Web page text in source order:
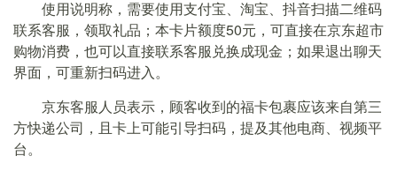
使用说明称，需要使用支付宝、淘宝、抖音扫描二维码
联系客服，领取礼品；本卡片额度50元，可直接在京东超市
购物消费，也可以直接联系客服兑换成现金；如果退出聊天
界面，可重新扫码进入。
京东客服人员表示，顾客收到的福卡包裹应该来自第三
方快递公司，且卡上可能引导扫码，提及其他电商、视频平
台。